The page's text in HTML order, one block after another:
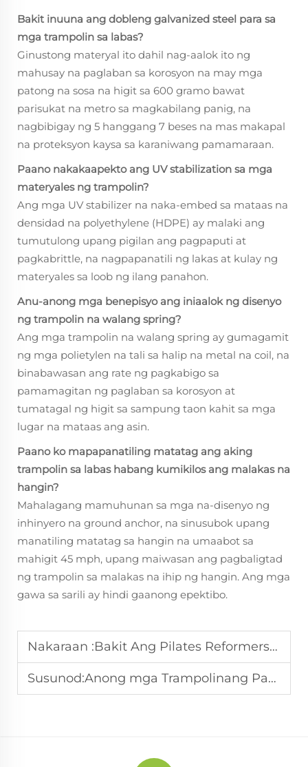
Bakit inuuna ang dobleng galvanized steel para sa
mga trampolin sa labas?
Ginustong materyal ito dahil nag-aalok ito ng
mahusay na paglaban sa korosyon na may mga
patong na sosa na higit sa 600 gramo bawat
parisukat na metro sa magkabilang panig, na
nagbibigay ng 5 hanggang 7 beses na mas makapal
na proteksyon kaysa sa karaniwang pamamaraan.
Paano nakakaapekto ang UV stabilization sa mga
materyales ng trampolin?
Ang mga UV stabilizer na naka-embed sa mataas na
densidad na polyethylene (HDPE) ay malaki ang
tumutulong upang pigilan ang pagpaputi at
pagkabrittle, na nagpapanatili ng lakas at kulay ng
materyales sa loob ng ilang panahon.
Anu-anong mga benepisyo ang iniaalok ng disenyo
ng trampolin na walang spring?
Ang mga trampolin na walang spring ay gumagamit
ng mga polietylen na tali sa halip na metal na coil, na
binabawasan ang rate ng pagkabigo sa
pamamagitan ng paglaban sa korosyon at
tumatagal ng higit sa sampung taon kahit sa mga
lugar na mataas ang asin.
Paano ko mapapanatiling matatag ang aking
trampolin sa labas habang kumikilos ang malakas na
hangin?
Mahalagang mamuhunan sa mga na-disenyo ng
inhinyero na ground anchor, na sinusubok upang
manatiling matatag sa hangin na umaabot sa
mahigit 45 mph, upang maiwasan ang pagbaligtad
ng trampolin sa malakas na ihip ng hangin. Ang mga
gawa sa sarili ay hindi gaanong epektibo.
Nakaraan :Bakit Ang Pilates Reformers ay Isang Pamumuhunan para sa Studio?
Susunod:Anong mga Trampolinang Pangkatawan ang Angkop para sa Komersyal na Gym?